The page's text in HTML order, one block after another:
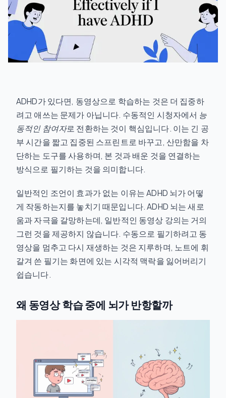
ADHD가 있다면, 동영상으로 학습하는 것은 더 집중하
려고 애쓰는 문제가 아닙니다. 수동적인 시청자에서 능
동적인 참여자로 전환하는 것이 핵심입니다. 이는 긴 공
부 시간을 짧고 집중된 스프린트로 바꾸고, 산만함을 차
단하는 도구를 사용하며, 본 것과 배운 것을 연결하는
방식으로 필기하는 것을 의미합니다.
일반적인 조언이 효과가 없는 이유는 ADHD 뇌가 어떻
게 작동하는지를 놓치기 때문입니다. ADHD 뇌는 새로
움과 자극을 갈망하는데, 일반적인 동영상 강의는 거의
그런 것을 제공하지 않습니다. 수동으로 필기하려고 동
영상을 멈추고 다시 재생하는 것은 지루하며, 노트에 휘
갈겨 쓴 필기는 화면에 있는 시각적 맥락을 잃어버리기
쉽습니다.
왜 동영상 학습 중에 뇌가 반항할까